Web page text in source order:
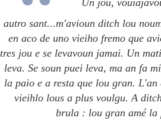
Un jou,
autro sant...m'avioun ditch lou
en aco de uno vieiho fremo que
tres jou e se levavoun jamai. Un
leva. Se soun puei leva, ma an fa
la paio e a resta que lou gran. L'an
vieihlo lous a plus voulgu. A
brula : lou gran amé la